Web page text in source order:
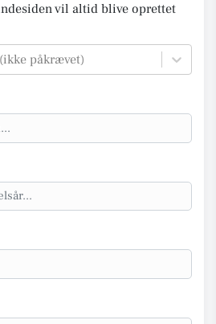
vil altid blive oprettet
påkrævet)